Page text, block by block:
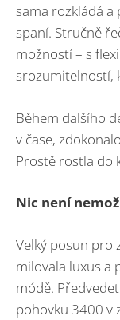
sama rozkládá
spaní. Stručně
možností – s
srozumitelností,
Během dalšího
v čase,
Prostě rostla do
Nic není
Velký posun pro
milovala luxus a
módě.
pohovku 3400 v